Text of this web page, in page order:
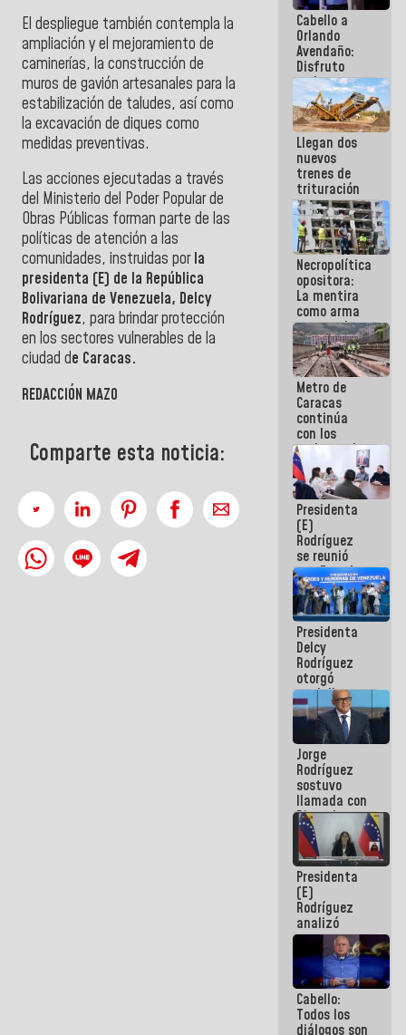
El despliegue también contempla la
ampliación y el mejoramiento de
caminerías, la construcción de
muros de gavión artesanales para la
estabilización de taludes, así como
la excavación de diques como
medidas preventivas.
Las acciones ejecutadas a través
del Ministerio del Poder Popular de
Obras Públicas forman parte de las
políticas de atención a las
comunidades, instruidas porla
presidenta (E) de la República
Bolivariana de Venezuela, Delcy
Rodríguez, para brindar protección
en los sectores vulnerables de la
ciudad de Caracas.
REDACCIÓN MAZO
Comparte esta noticia:
Cabello a
Orlando
Avendaño:
Disfruto
cada vez
que escribes
porque lo
que haces
es
embarrarla
Llegan dos
nuevos
trenes de
trituración
para
optimizar
manejo de
escombros
en La Guaira
Necropolítica
opositora:
La mentira
como arma
contra el
Pueblo
Metro de
Caracas
continúa
con los
trabajos de
mantenimiento
e inspección
en la Línea 2
Presidenta
(E)
Rodríguez
se reunió
con Estado
Mayor
Eléctrico
para
abordar
planes de
acción
Presidenta
Delcy
Rodríguez
otorgó
medalla
"Héroe de
Venezuela"
a servidores
públicos
Jorge
Rodríguez
sostuvo
llamada con
Dinorah
Figuera y
acuerdan
primer
encuentro
presencial
para el
diálogo
Presidenta
(E)
Rodríguez
analizó
junto a
gobernadores
planes de
recuperación
del Sistema
Eléctrico
Cabello:
Todos los
diálogos son